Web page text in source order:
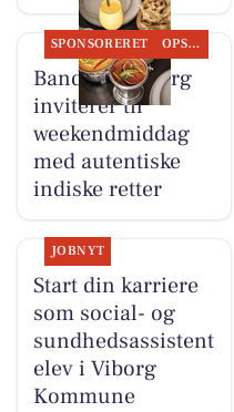
SPONSORERET OPSLAGSTAVLEN
Bandhan Viborg
inviterer til
weekendmiddag
med autentiske
indiske retter
JOBNYT
Start din karriere
som social- og
sundhedsassistent
elev i Viborg
Kommune